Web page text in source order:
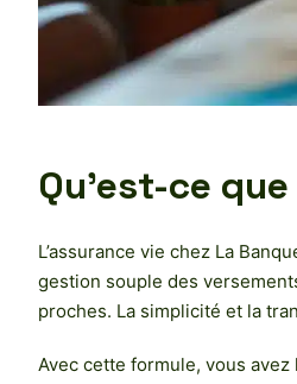
Qu’est-ce
L’assurance vie chez La
gestion souple des
proches. La simplicité et la
Avec cette formule, vous